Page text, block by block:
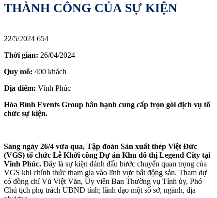
THÀNH CÔNG CỦA SỰ KIỆN
22/5/2024 654
Thời gian: 26/04/2024
Quy mô: 400 khách
Địa điểm: Vĩnh Phúc
Hòa Bình Events Group hân hạnh cung cấp trọn gói dịch vụ tổ
chức sự kiện.
Sáng ngày 26/4 vừa qua, Tập đoàn Sản xuất thép Việt Đức
(VGS) tổ chức Lễ Khởi công Dự án Khu đô thị Legend City tại
Vĩnh Phúc. Đây là sự kiện đánh dấu bước chuyển quan trọng của
VGS khi chính thức tham gia vào lĩnh vực bất động sản. Tham dự
có đồng chí Vũ Việt Văn, Ủy viên Ban Thường vụ Tỉnh ủy, Phó
Chủ tịch phụ trách UBND tỉnh; lãnh đạo một số sở, ngành, địa